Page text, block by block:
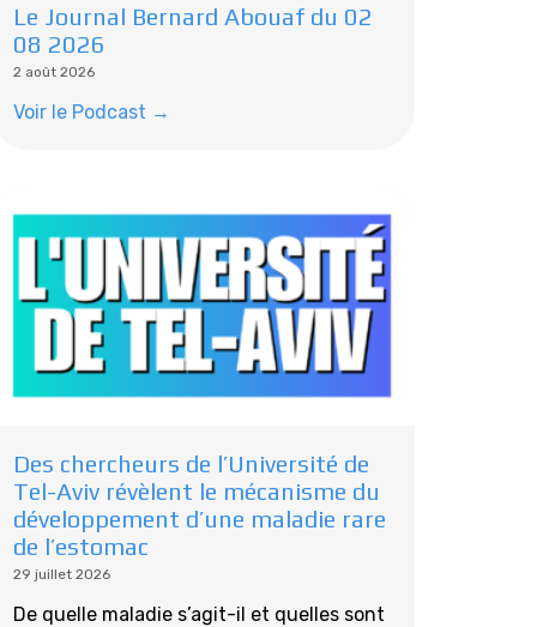
Le Journal Bernard Abouaf du 02
08 2026
2 août 2026
Voir le Podcast →
Des chercheurs de l’Université de
Tel-Aviv révèlent le mécanisme du
développement d’une maladie rare
de l’estomac
29 juillet 2026
De quelle maladie s’agit-il et quelles sont